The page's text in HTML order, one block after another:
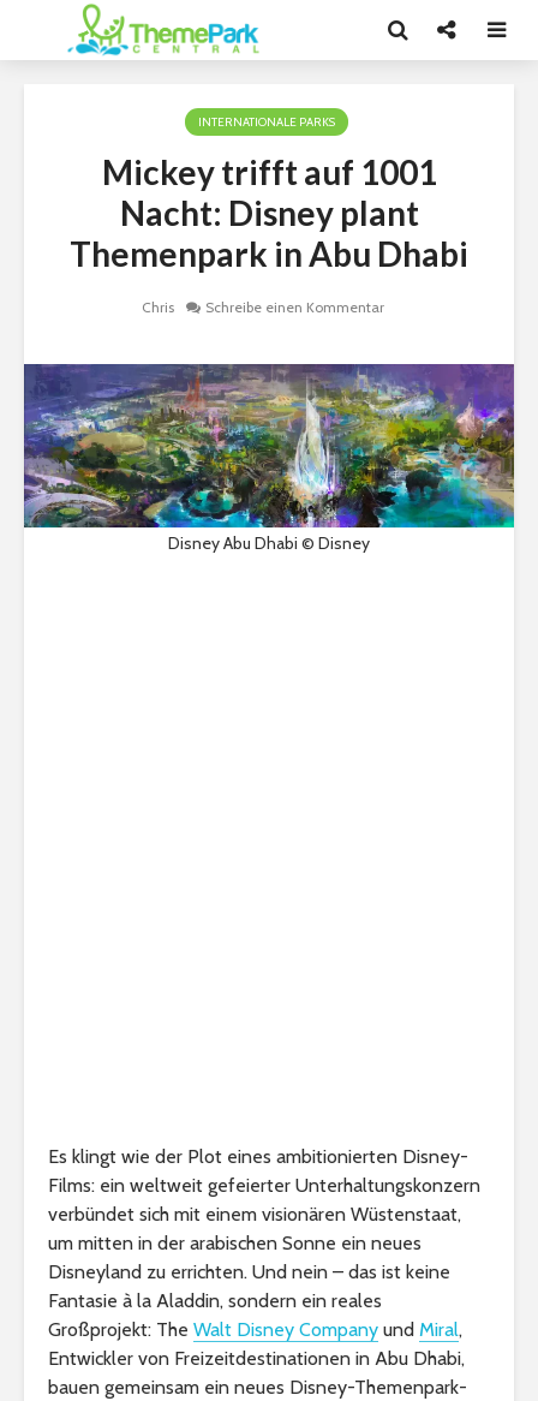
INTERNATIONALE PARKS
Mickey trifft auf 1001
Nacht: Disney plant
Themenpark in Abu Dhabi
Chris Schreibe einen Kommentar
Disney Abu Dhabi © Disney
Es klingt wie der Plot eines ambitionierten Disney-
Films: ein weltweit gefeierter Unterhaltungskonzern
verbündet sich mit einem visionären Wüstenstaat,
um mitten in der arabischen Sonne ein neues
Disneyland zu errichten. Und nein – das ist keine
Fantasie à la Aladdin, sondern ein reales
Großprojekt: The Walt Disney Company und Miral,
Entwickler von Freizeitdestinationen in Abu Dhabi,
bauen gemeinsam ein neues Disney-Themenpark-